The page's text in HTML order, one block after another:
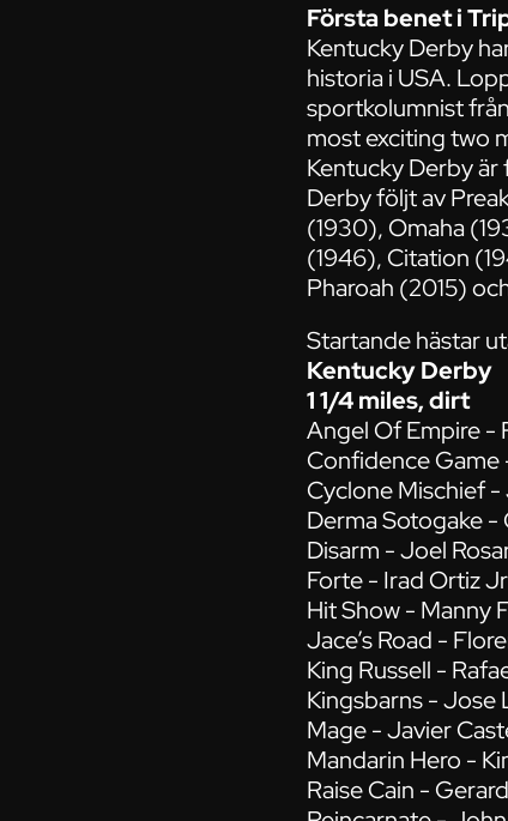
Första benet i
Kentucky Derby
historia i USA.
sportkolumnist
most exciting two
Kentucky Derby är
Derby följt av
(1930), Omaha
(1946), Citation
Pharoah (2015)
Startande hästar
Kentucky Derby
1 1/4 miles, dirt
Angel Of Empire -
Confidence Game
Cyclone Mischief -
Derma Sotogake
Disarm - Joel
Forte - Irad Ortiz
Hit Show - Manny
Jace’s Road -
King Russell -
Kingsbarns - Jose
Mage - Javier
Mandarin Hero -
Raise Cain -